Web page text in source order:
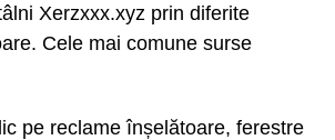
Xerzxxx.xyz prin diferite
Cele mai comune surse
pe reclame înșelătoare, ferestre